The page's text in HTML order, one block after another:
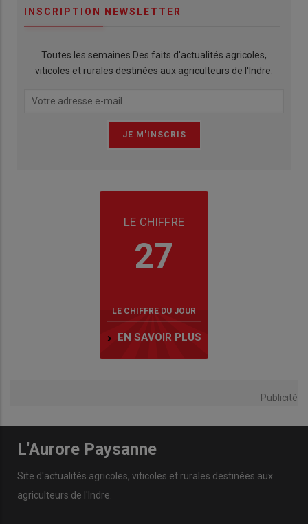
INSCRIPTION NEWSLETTER
Toutes les semaines Des faits d'actualités agricoles,
viticoles et rurales destinées aux agriculteurs de l'Indre.
LE CHIFFRE
27
LE CHIFFRE DU JOUR
EN SAVOIR PLUS
Publicité
L'Aurore Paysanne
Site d'actualités agricoles, viticoles et rurales destinées aux
agriculteurs de l'Indre.